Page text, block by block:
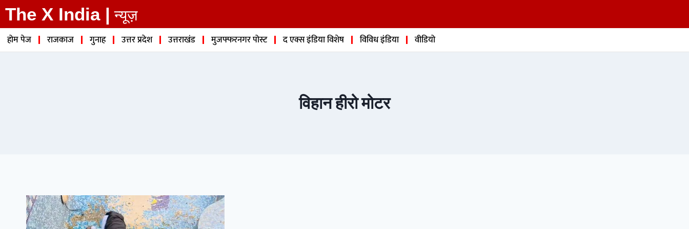
The X India | न्यूज़
होम पेज राजकाज गुनाह उत्तर प्रदेश उत्तराखंड मुजफ्फरनगर पोस्ट द एक्स इंडिया विशेष विविध इंडिया वीडियो
विहान हीरो मोटर